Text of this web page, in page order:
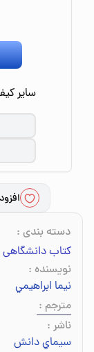
سایر
دسته بندی :
کتاب دانشگاهی
نویسنده :
نيما ابراهيمي
مترجم :
ناشر :
سيماي دانش